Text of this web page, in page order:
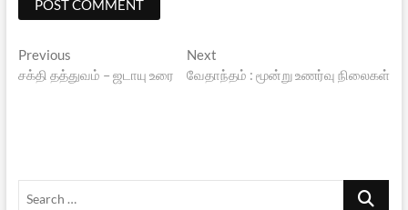
பதிவுகளை மின்னஞ்சலில் பெற